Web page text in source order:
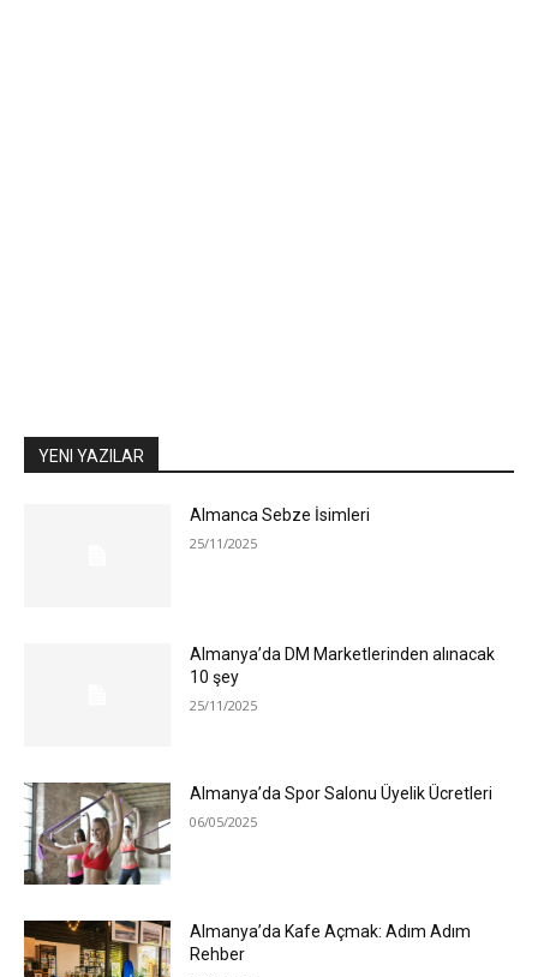
YENI YAZILAR
Almanca Sebze İsimleri
25/11/2025
Almanya’da DM Marketlerinden alınacak
10 şey
25/11/2025
Almanya’da Spor Salonu Üyelik Ücretleri
06/05/2025
Almanya’da Kafe Açmak: Adım Adım
Rehber